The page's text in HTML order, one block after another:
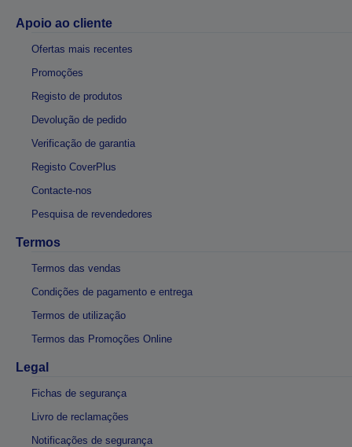
Apoio ao cliente
Ofertas mais recentes
Promoções
Registo de produtos
Devolução de pedido
Verificação de garantia
Registo CoverPlus
Contacte-nos
Pesquisa de revendedores
Termos
Termos das vendas
Condições de pagamento e entrega
Termos de utilização
Termos das Promoções Online
Legal
Fichas de segurança
Livro de reclamações
Notificações de segurança